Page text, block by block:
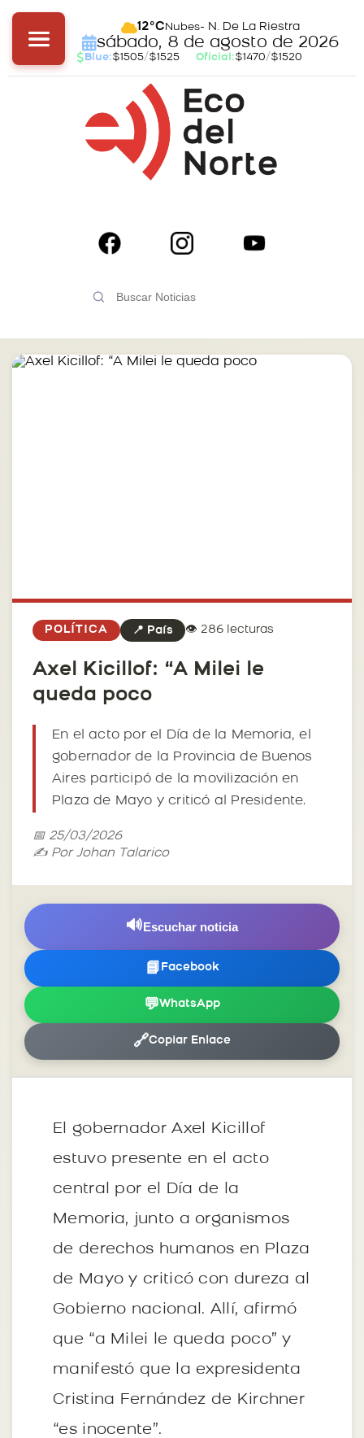
12°C Nubes- N. De La Riestra
sábado, 8 de agosto de 2026
Blue:$1505/$1525 Oficial:$1470/$1520
POLÍTICA 📍 País 👁️ 286 lecturas
Axel Kicillof: “A Milei le
queda poco
En el acto por el Día de la Memoria, el
gobernador de la Provincia de Buenos
Aires participó de la movilización en
Plaza de Mayo y criticó al Presidente.
📅 25/03/2026
✍️ Por Johan Talarico
🔊Escuchar noticia
📘 Facebook
💬WhatsApp
🔗Copiar Enlace
El gobernador Axel Kicillof
estuvo presente en el acto
central por el Día de la
Memoria, junto a organismos
de derechos humanos en Plaza
de Mayo y criticó con dureza al
Gobierno nacional. Allí, afirmó
que “a Milei le queda poco” y
manifestó que la expresidenta
Cristina Fernández de Kirchner
“es inocente”.